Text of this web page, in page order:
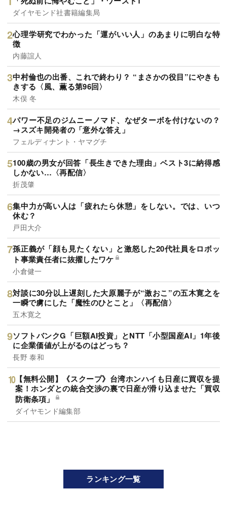
ダイヤモンド社書籍編集局
心理学研究でわかった「運がいい人」のあまりに明白な特
徴
内藤誼人
中村倫也の出番、これで終わり？ “まさかの役目”にやきも
きする〈風、薫る第96回〉
木俣 冬
パワー不足のジムニーノマド、なぜターボを付けないの？
→スズキ開発者の「意外な答え」
フェルディナント・ヤマグチ
100歳の男女が回答「長生きできた理由」ベスト3に納得感
しかない…〈再配信〉
折茂肇
集中力が高い人は「疲れたら休憩」をしない。では、いつ
休む？
戸田大介
孫正義が「顔も見たくない」と激怒した20代社員をロボッ
ト事業責任者に抜擢したワケ
小倉健一
対談に30分以上遅刻した大原麗子が“激おこ”の五木寛之を
一瞬で虜にした「魔性のひとこと」〈再配信〉
五木寛之
ソフトバンクG「巨額AI投資」とNTT「小型国産AI」1年後
に企業価値が上がるのはどっち？
長野 泰和
【無料公開】《スクープ》台湾ホンハイも日産に買収を提
案！ホンダとの統合交渉の裏で日産が滑り込ませた「買収
防衛条項」
ダイヤモンド編集部
ランキング一覧